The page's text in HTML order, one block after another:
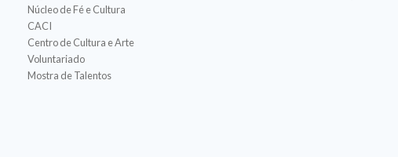
Núcleo de Fé e Cultura
CACI
Centro de Cultura e Arte
Voluntariado
Mostra de Talentos